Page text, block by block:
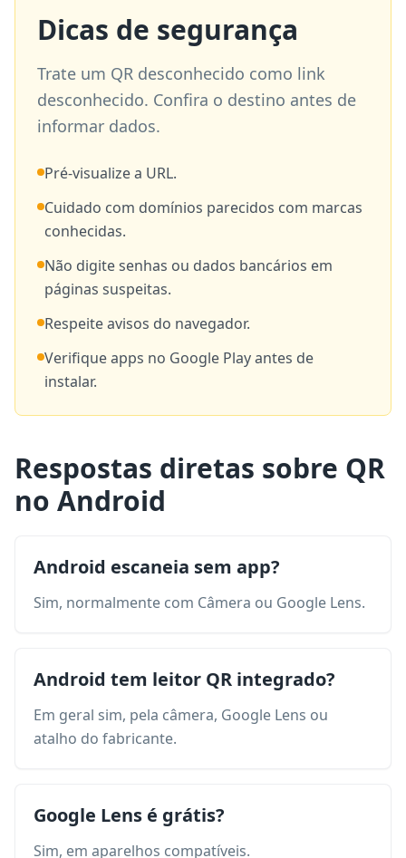
Dicas de segurança
Trate um QR desconhecido como link
desconhecido. Confira o destino antes de
informar dados.
Pré-visualize a URL.
Cuidado com domínios parecidos com marcas
conhecidas.
Não digite senhas ou dados bancários em
páginas suspeitas.
Respeite avisos do navegador.
Verifique apps no Google Play antes de
instalar.
Respostas diretas sobre QR
no Android
Android escaneia sem app?
Sim, normalmente com Câmera ou Google Lens.
Android tem leitor QR integrado?
Em geral sim, pela câmera, Google Lens ou
atalho do fabricante.
Google Lens é grátis?
Sim, em aparelhos compatíveis.